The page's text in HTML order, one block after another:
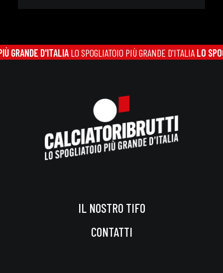
GRANDE D'ITALIALO SPOGLIATOIO PIÙ GRANDE D'ITALIALO
IL NOSTRO TIFO
CONTATTI